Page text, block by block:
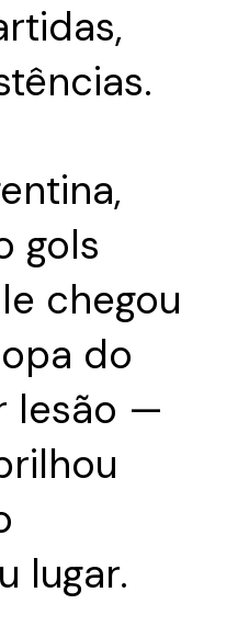
gols
chegou
do
lesão —
lugar.